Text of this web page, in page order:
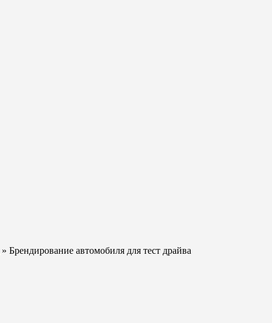
» Брендирование автомобиля для тест драйва